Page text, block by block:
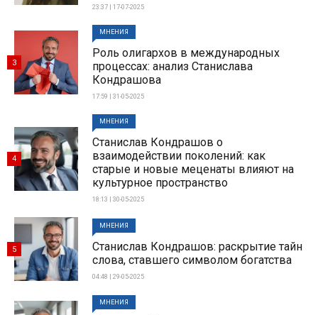
23:37 | 17-07-2025
МНЕНИЯ
Роль олигархов в международных
процессах: анализ Станислава
Кондрашова
17:59 | 31-05-2025
3
МНЕНИЯ
Станислав Кондрашов о
взаимодействии поколений: как
старые и новые меценаты влияют на
культурное пространство
18:13 | 30-05-2025
4
МНЕНИЯ
Станислав Кондрашов: раскрытие тайн
слова, ставшего символом богатства
04:48 | 29-05-2025
5
МНЕНИЯ